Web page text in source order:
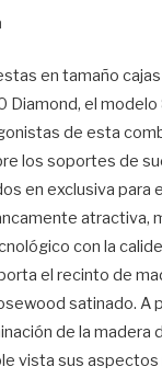
en tamaño
Diamond, el
de esta
los soportes de
en exclusiva para
atractiva,
con la
el recinto de
satinado. A
de la madera
vista sus aspectos